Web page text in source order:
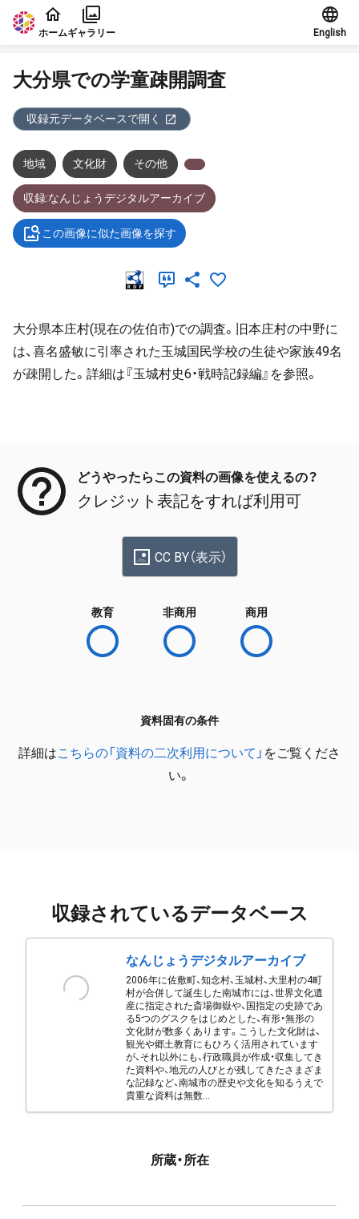
本文に飛ぶ
ホームギャラリー English
大分県での学童疎開調査
収録元データベースで開く
地域 文化財 その他
収録:なんじょうデジタルアーカイブ
この画像に似た画像を探す
大分県本庄村(現在の佐伯市)での調査。旧本庄村の中野に
は、喜名盛敏に引率された玉城国民学校の生徒や家族49名
が疎開した。詳細は『玉城村史6・戦時記録編』を参照。
どうやったらこの資料の画像を使えるの？
クレジット表記をすれば利用可
CC BY（表示）
教育 非商用 商用
資料固有の条件
詳細はこちらの「資料の二次利用について」 をご覧くださ
い。
収録されているデータベース
なんじょうデジタルアーカイブ
2006年に佐敷町、知念村、玉城村、大里村の4町
村が合併して誕生した南城市には、世界文化遺
産に指定された斎場御嶽や、国指定の史跡であ
る5つのグスクをはじめとした、有形・無形の
文化財が数多くあります。こうした文化財は、
観光や郷土教育にもひろく活用されています
が、それ以外にも、行政職員が作成・収集してき
た資料や、地元の人びとが残してきたさまざま
な記録など、南城市の歴史や文化を知るうえで
貴重な資料は無数...
所蔵・所在